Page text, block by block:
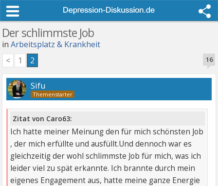
Der schlimmste Job
inArbeitsplatz & Krankheit
16
< 1 2
Sifu
Zitat von Caro63:
Ich hatte meiner Meinung den für mich schönsten Job
, der mich erfüllte und ausfüllt.Und dennoch war es
gleichzeitig der wohl schlimmste Job für mich, was ich
leider viel zu spät erkannte. Ich brannte durch mein
eigenes Engagement aus, hatte meine ganze Energie